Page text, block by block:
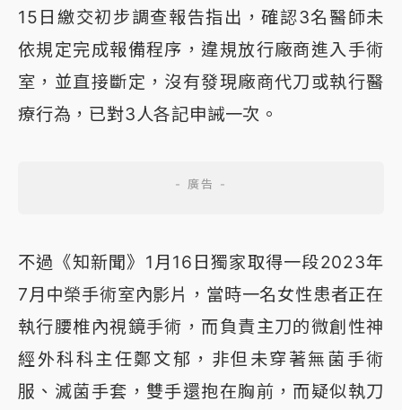
15日繳交初步調查報告指出，確認3名醫師未
依規定完成報備程序，違規放行廠商進入手術
室，並直接斷定，沒有發現廠商代刀或執行醫
療行為，已對3人各記申誡一次。
不過《知新聞》1月16日獨家取得一段2023年
7月中榮手術室內影片，當時一名女性患者正在
執行腰椎內視鏡手術，而負責主刀的微創性神
經外科科主任鄭文郁，非但未穿著無菌手術
服、滅菌手套，雙手還抱在胸前，而疑似執刀